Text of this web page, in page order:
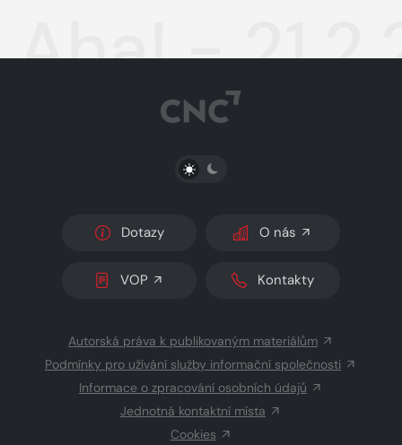
Aha! -
PŘEPNOUT SVĚTLÝ/TMAVÝ REŽIM
Dotazy O nás
VOP Kontakty
Autorská práva k publikovaným materiálům
Podmínky pro užívání služby informační společnosti
Informace o zpracování osobních údajů
Jednotná kontaktní místa
Cookies